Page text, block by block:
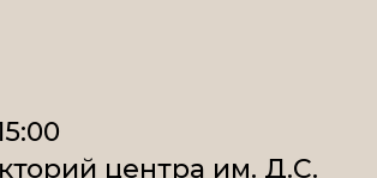
центра им. Д.С.